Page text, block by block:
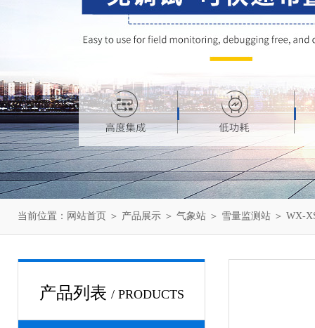
当前位置： 网站首页 ＞ 产品展示 ＞ 气象站 ＞ 雪量监测站 ＞ WX-
产品列表 / PRODUCTS